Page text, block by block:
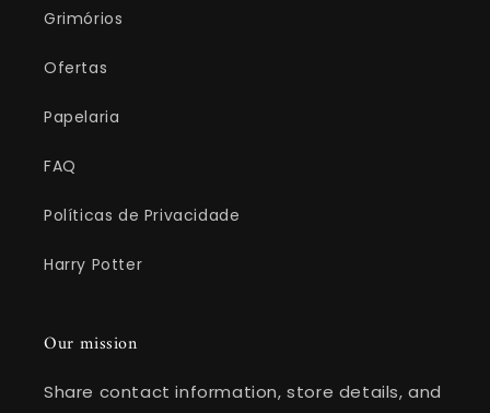
Grimórios
Ofertas
Papelaria
FAQ
Políticas de Privacidade
Harry Potter
Our mission
Share contact information, store details, and